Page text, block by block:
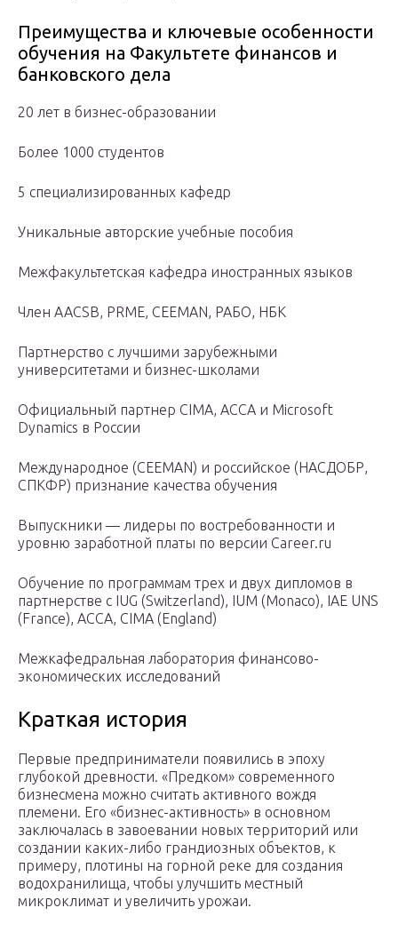
Преимущества и ключевые особенности
обучения на Факультете финансов и
банковского дела
20 лет в бизнес-образовании
Более 1000 студентов
5 специализированных кафедр
Уникальные авторские учебные пособия
Межфакультетская кафедра иностранных языков
Член AACSB, PRME, CEEMAN, РАБО, НБК
Партнерство с лучшими зарубежными
университетами и бизнес-школами
Официальный партнер CIMA, ACCA и Microsoft
Dynamics в России
Международное (CEEMAN) и российское (НАСДОБР,
СПКФР) признание качества обучения
Выпускники — лидеры по востребованности и
уровню заработной платы по версии Career.ru
Обучение по программам трех и двух дипломов в
партнерстве с IUG (Switzerland), IUM (Monaco), IAE UNS
(France), ACCA, CIMA (England)
Межкафедральная лаборатория финансово-
экономических исследований
Краткая история
Первые предприниматели появились в эпоху
глубокой древности. «Предком» современного
бизнесмена можно считать активного вождя
племени. Его «бизнес-активность» в основном
заключалась в завоевании новых территорий или
создании каких-либо грандиозных объектов, к
примеру, плотины на горной реке для создания
водохранилища, чтобы улучшить местный
микроклимат и увеличить урожаи.